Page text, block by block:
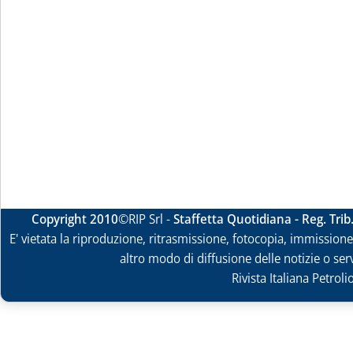
Copyright 2010©RIP Srl -Staffetta Quotidiana - Reg.
E' vietata la riproduzione, ritrasmissione, fotocopia,
altro modo di diffusione delle notizie o
Rivista Italiana